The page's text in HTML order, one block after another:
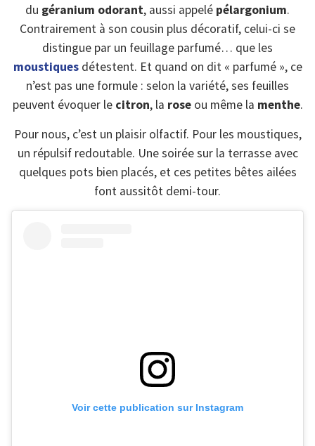
du géranium odorant, aussi appelé pélargonium.
Contrairement à son cousin plus décoratif, celui-ci se
distingue par un feuillage parfumé… que les
moustiques détestent. Et quand on dit « parfumé », ce
n’est pas une formule : selon la variété, ses feuilles
peuvent évoquer le citron, la roseou même la menthe.
Pour nous, c’est un plaisir olfactif. Pour les moustiques,
un répulsif redoutable. Une soirée sur la terrasse avec
quelques pots bien placés, et ces petites bêtes ailées
font aussitôt demi-tour.
Voir cette publication sur Instagram